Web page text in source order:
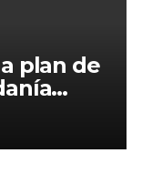
plan de